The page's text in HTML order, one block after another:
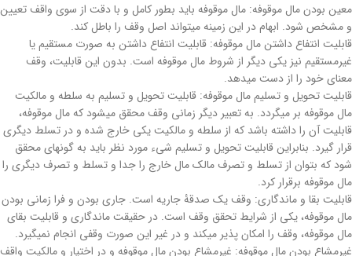
معین بودن مال موقوفه: مال موقوفه باید بطور کامل و با دقت از سوی واقف تعیین
و مشخص شود. ابهام در این زمینه می­تواند اصل وقف را باطل کند.
قابلیت انتفاع داشتن مال موقوفه: قابلیت انتفاع داشتن به صورت مستقیم یا
غیرمستقیم نیز یکی دیگر از شروط مال موقوفه است. بدون این قابلیت، وقف
معنای خود را از دست می­دهد.
قابلیت تحویل و تسلیم مال موقوفه: قابلیت تحویل و تسلیم به سلطه و مالکیت
مال موقوفه بر می­گردد. به ­تعبیر دیگر زمانی وقف محقق می­شود که مال موقوفه،
قابلیت آن ­را داشته باشد که از سلطه و مالکیت یکی خارج شده و در تسلط دیگری
قرار گیرد. بنابراین قابلیت تحویل و تسلیم شیء مورد نظر باید به ­گونه­ای محقق
شود که بتوان از تسلط و تصرف مالک مال خارج را جدا و تسلط و تصرف دیگری را
مال موقوفه برقرار کرد.
قابلیت بقا و ماندگاری: وقف یک صدقۀ جاریه است. جاری بودن و فرا زمانی بودن
مال موقوفه، یکی از شرایط تحقق وقف است. در حقیقت ماندگاری و قابلیت بقای
مال موقوفه، وقف را امکان پذیر می­کند و در غیر این ­صورت وقفی انجام نمی­گیرد.
غیرمشاع بودن مال موقوفه: غیرمشاع بودن مال موقوفه و در اختیار و مالکیت واقف